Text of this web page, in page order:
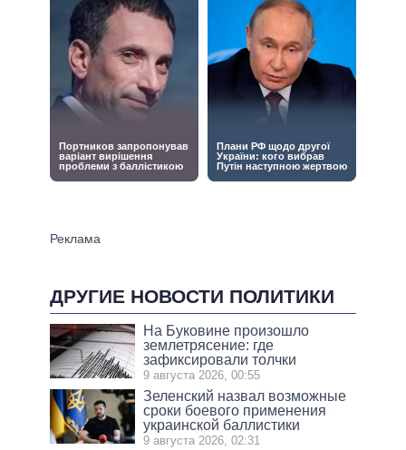
ДРУГИЕ НОВОСТИ ПОЛИТИКИ
На Буковине произошло
землетрясение: где
зафиксировали толчки
9 августа 2026, 00:55
Зеленский назвал возможные
сроки боевого применения
украинской баллистики
9 августа 2026, 02:31